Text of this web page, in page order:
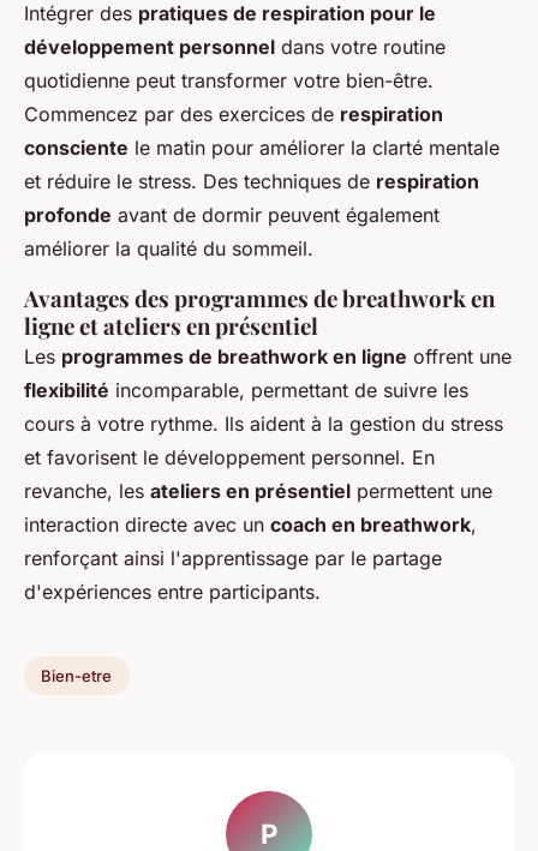
Intégrer des pratiques de respiration pour le
développement personnel dans votre routine
quotidienne peut transformer votre bien-être.
Commencez par des exercices de respiration
consciente le matin pour améliorer la clarté mentale
et réduire le stress. Des techniques de respiration
profonde avant de dormir peuvent également
améliorer la qualité du sommeil.
Avantages des programmes de breathwork en
ligne et ateliers en présentiel
Les programmes de breathwork en ligne offrent une
flexibilité incomparable, permettant de suivre les
cours à votre rythme. Ils aident à la gestion du stress
et favorisent le développement personnel. En
revanche, les ateliers en présentiel permettent une
interaction directe avec un coach en breathwork,
renforçant ainsi l'apprentissage par le partage
d'expériences entre participants.
Bien-etre
P